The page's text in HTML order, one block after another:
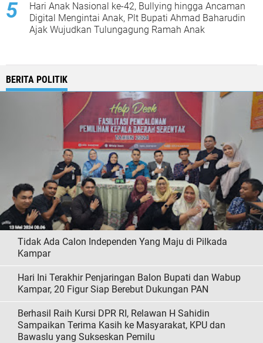
Hari Anak Nasional ke-42, Bullying hingga Ancaman
Digital Mengintai Anak, Plt Bupati Ahmad Baharudin
Ajak Wujudkan Tulungagung Ramah Anak
BERITA POLITIK
Tidak Ada Calon Independen Yang Maju di Pilkada
Kampar
Hari Ini Terakhir Penjaringan Balon Bupati dan Wabup
Kampar, 20 Figur Siap Berebut Dukungan PAN
Berhasil Raih Kursi DPR RI, Relawan H Sahidin
Sampaikan Terima Kasih ke Masyarakat, KPU dan
Bawaslu yang Sukseskan Pemilu